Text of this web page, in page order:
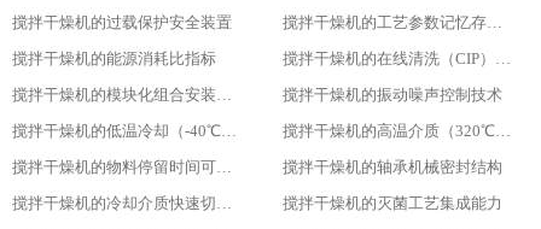
搅拌干燥机的过载保护安全装置
搅拌干燥机的工艺参数记忆存储功能
搅拌干燥机的能源消耗比指标
搅拌干燥机的在线清洗（CIP）功能
搅拌干燥机的模块化组合安装方式
搅拌干燥机的振动噪声控制技术
搅拌干燥机的低温冷却（-40℃）适用性
搅拌干燥机的高温介质（320℃）耐受性
搅拌干燥机的物料停留时间可调性
搅拌干燥机的轴承机械密封结构
搅拌干燥机的冷却介质快速切换设计
搅拌干燥机的灭菌工艺集成能力